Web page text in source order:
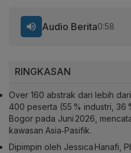
RINGKASAN
Over 160 abstrak dari lebih
400 peserta (55 % industri, 36
Bogor pada Juni 2026,
kawasan Asia‑Pasifik.
Dipimpin oleh Jessica Hanafi,
Audio Berita0:58